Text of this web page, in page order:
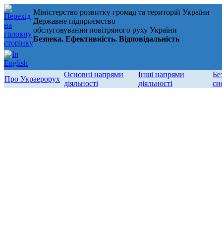
Міністерство розвитку громад та територій України
Державне підприємство
обслуговування повітряного руху України
Безпека. Ефективність. Відповідальність
Про Украерорух
Основні напрями
діяльності
Інші напрями
діяльності